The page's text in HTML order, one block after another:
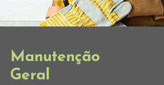
Manutenção
Geral